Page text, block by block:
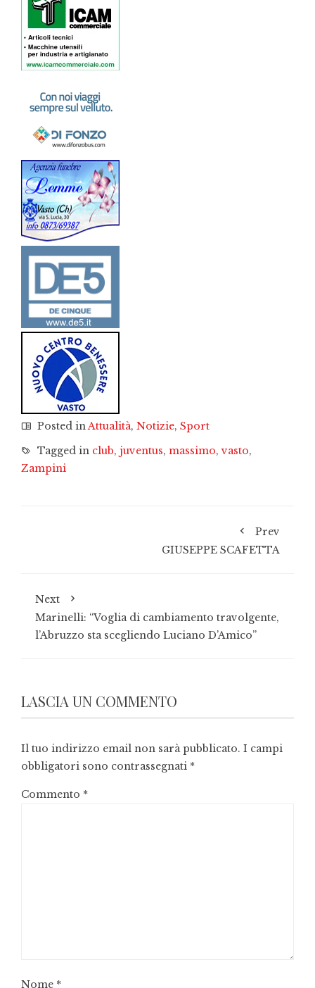
Posted inAttualità, Notizie, Sport
Tagged in club, juventus, massimo,vasto,
Zampini
Prev
GIUSEPPE SCAFETTA
Next
Marinelli: “Voglia di cambiamento travolgente,
l’Abruzzo sta scegliendo Luciano D’Amico”
LASCIA UN COMMENTO
Il tuo indirizzo email non sarà pubblicato. I campi
obbligatori sono contrassegnati *
Commento *
Nome *